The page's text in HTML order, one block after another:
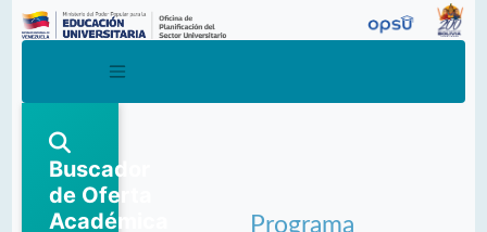
Buscador
de Oferta
Académica
Programa